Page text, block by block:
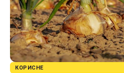
КОРИСНЕ